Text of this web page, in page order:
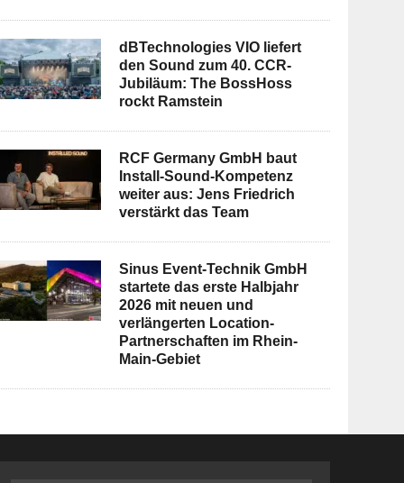
dBTechnologies VIO liefert
den Sound zum 40. CCR-
Jubiläum: The BossHoss
rockt Ramstein
RCF Germany GmbH baut
Install-Sound-Kompetenz
weiter aus: Jens Friedrich
verstärkt das Team
Sinus Event-Technik GmbH
startete das erste Halbjahr
2026 mit neuen und
verlängerten Location-
Partnerschaften im Rhein-
Main-Gebiet